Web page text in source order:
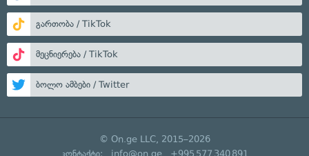
გართობა / TikTok
მეცნიერება / TikTok
ბოლო ამბები / Twitter
© On.ge LLC, 2015–2026
კონტაქტი: info@on.ge +995 577 340 891